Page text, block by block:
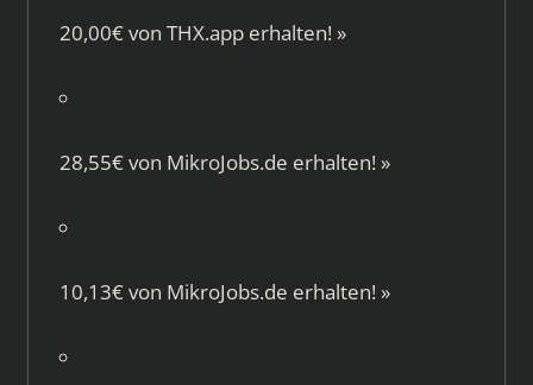
20,00€ von THX.apperhalten! »
28,55€ von MikroJobs.de erhalten! »
10,13€ von MikroJobs.de erhalten! »